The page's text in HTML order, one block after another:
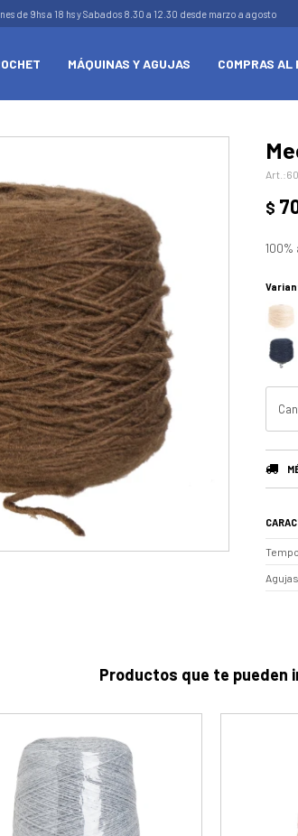
MÁQUINAS Y AGUJAS COMPRAS AL
de 9hs a 18 hs y Sabados 8.30 a 12.30 desde marzo a agosto
$
100%
Agujas
Productos que te pueden